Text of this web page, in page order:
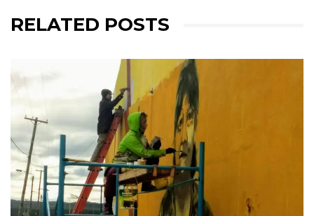
RELATED POSTS